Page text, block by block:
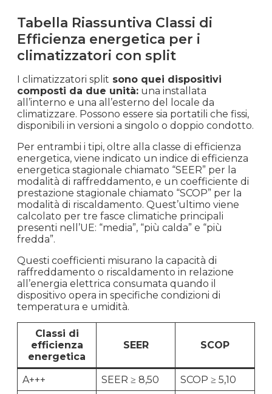
Tabella Riassuntiva Classi di
Efficienza energetica per i
climatizzatori con split
I climatizzatori split sono quei dispositivi
composti da due unità: una installata
all’interno e una all’esterno del locale da
climatizzare. Possono essere sia portatili che fissi,
disponibili in versioni a singolo o doppio condotto.
Per entrambi i tipi, oltre alla classe di efficienza
energetica, viene indicato un indice di efficienza
energetica stagionale chiamato “SEER” per la
modalità di raffreddamento, e un coefficiente di
prestazione stagionale chiamato “SCOP” per la
modalità di riscaldamento. Quest’ultimo viene
calcolato per tre fasce climatiche principali
presenti nell’UE: “media”, “più calda” e “più
fredda”.
Questi coefficienti misurano la capacità di
raffreddamento o riscaldamento in relazione
all’energia elettrica consumata quando il
dispositivo opera in specifiche condizioni di
temperatura e umidità.
Classi di
efficienza
energetica
SEER SCOP
A+++ SEER ≥ 8,50 SCOP ≥ 5,10